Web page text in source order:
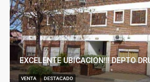
VENTA DESTACADO